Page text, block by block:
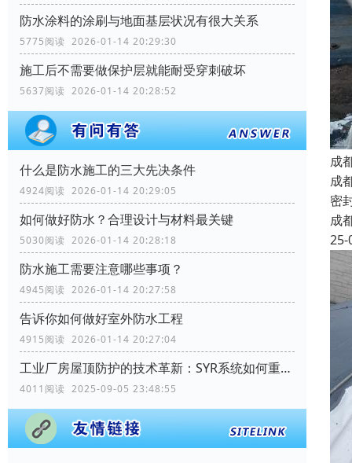
防水涂料的涂刷与地面基层状况有很大关系
5775阅读 2026-01-14 20:29:30
施工后不需要做保护层就能耐受穿刺破坏
5637阅读 2026-01-14 20:28:52
什么是防水施工的三大先决条件
4924阅读 2026-01-14 20:29:05
如何做好防水？合理设计与材料最关键
5030阅读 2026-01-14 20:28:18
防水施工需要注意哪些事项？
4945阅读 2026-01-14 20:27:58
告诉你如何做好室外防水工程
4915阅读 2026-01-14 20:27:04
工业厂房屋顶防护的技术革新：SYR系统如何重塑行业标准
4011阅读 2025-09-05 23:48:55
成
成
密
成
25-